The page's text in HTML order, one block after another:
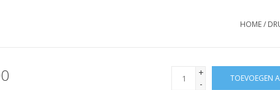
HOME/
+
-
TOEVOEGEN